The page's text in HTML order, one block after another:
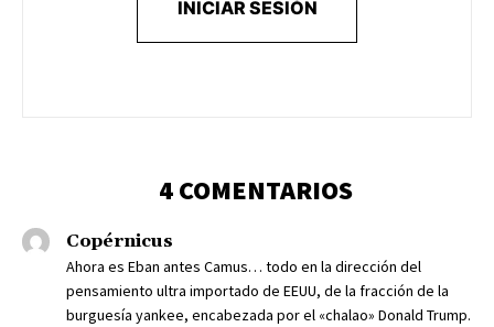
INICIAR SESIÓN
4 COMENTARIOS
Copérnicus
Ahora es Eban antes Camus… todo en la dirección del
pensamiento ultra importado de EEUU, de la fracción de la
burguesía yankee, encabezada por el «chalao» Donald Trump.